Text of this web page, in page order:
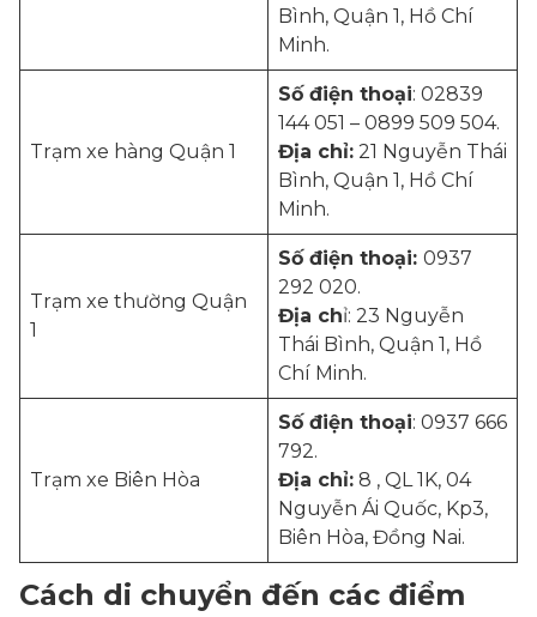
Bình, Quận 1, Hồ Chí
Minh.
Trạm xe hàng Quận 1
Số điện thoại: 02839
144 051 – 0899 509 504.
Địa chỉ: 21 Nguyễn Thái
Bình, Quận 1, Hồ Chí
Minh.
Trạm xe thường Quận
1
Số điện thoại: 0937
292 020.
Địa chỉ: 23 Nguyễn
Thái Bình, Quận 1, Hồ
Chí Minh.
Trạm xe Biên Hòa
Số điện thoại: 0937 666
792.
Địa chỉ: 8 , QL 1K, 04
Nguyễn Ái Quốc, Kp3,
Biên Hòa, Đồng Nai.
Cách di chuyển đến các điểm